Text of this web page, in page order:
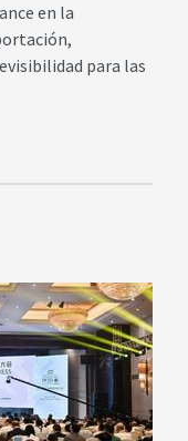
en la
para las